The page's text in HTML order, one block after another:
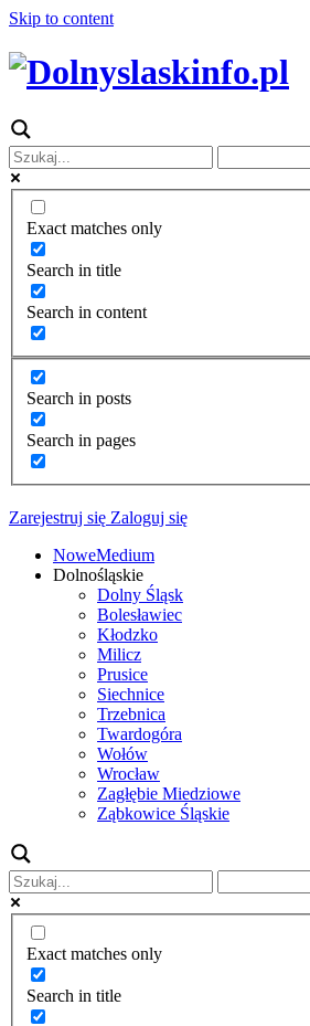
Skip to content
Exact matches only
Search in title
Search in content
Search in posts
Search in pages
Zarejestruj się Zaloguj się
NoweMedium
Dolnośląskie
Dolny Śląsk
Bolesławiec
Kłodzko
Milicz
Prusice
Siechnice
Trzebnica
Twardogóra
Wołów
Wrocław
Zagłębie Miedziowe
Ząbkowice Śląskie
Exact matches only
Search in title